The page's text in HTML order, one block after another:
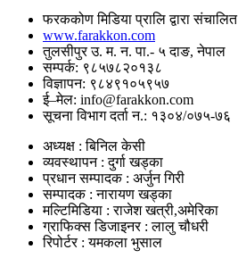
फरककोण मिडिया प्रालि द्वारा संचालित
www.farakkon.com
तुलसीपुर उ. म. न. पा.- ५ दाङ, नेपाल
सम्पर्क: ९८५७८२०१३८
विज्ञापन: ९८४९१०५९५७
ई–मेल: info@farakkon.com
सूचना विभाग दर्ता न.: १३०४/०७५-७६
अध्यक्ष : बिनिल केसी
व्यवस्थापन : दुर्गा खड्का
प्रधान सम्पादक : अर्जुन गिरी
सम्पादक : नारायण खड्का
मल्टिमिडिया : राजेश खत्री,अमेरिका
ग्राफिक्स डिजाइनर : लालु चौधरी
रिपोर्टर : यमकला भुसाल